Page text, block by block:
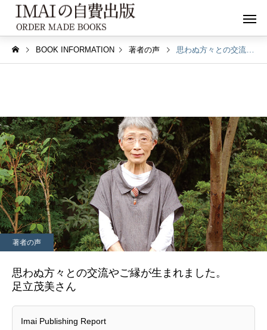
BOOK INFORMATION 著者の声 思わぬ方々との交流やご縁が生まれました。足立茂美さん
著者の声
思わぬ方々との交流やご縁が生まれました。
足立茂美さん
Imai Publishing Report